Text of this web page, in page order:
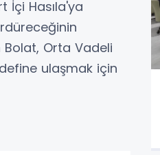
İçi Hasıla'ya
Orta Vadeli
ulaşmak için